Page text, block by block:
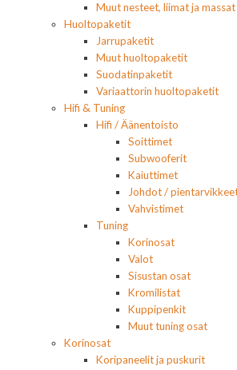
Muut nesteet, liimat ja massat
Huoltopaketit
Jarrupaketit
Muut huoltopaketit
Suodatinpaketit
Variaattorin huoltopaketit
Hifi & Tuning
Hifi / Äänentoisto
Soittimet
Subwooferit
Kaiuttimet
Johdot /
Vahvistimet
Tuning
Korinosat
Valot
Sisustan osat
Kromilistat
Kuppipenkit
Muut tuning osat
Korinosat
Koripaneelit ja puskurit